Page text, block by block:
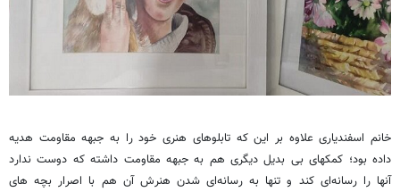
خانم اسفندیاری علاوه بر این که تابلوهای هنری خود را به جبهه مقاومت هدیه
داده بود؛ کمکهای بی بدیل دیگری هم به جبهه مقاومت داشته که دوست ندارد
آنها را رسانه‌ای کند و تنها به رسانه‌ای شدن هنرش آن هم با اصرار بچه های